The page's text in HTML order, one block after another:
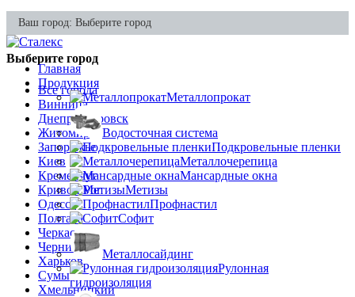
Ваш город: Выберите город
Выберите город
Все города
Винница
Днепропетровск
Житомир
Запорожье
Киев
Кременчуг
Кривой Рог
Одесса
Полтава
Черкассы
Чернигов
Харьков
Сумы
Хмельницкий
Главная
Продукция
Металлопрокат
Водосточная система
Подкровельные пленки
Металлочерепица
Мансардные окна
Метизы
Профнастил
Софит
Металлосайдинг
Рулонная
гидроизоляция